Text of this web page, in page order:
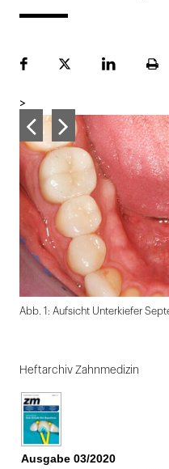
FacebookPlattformLinekdInSeite
>
Abb. 1: Aufsicht Unterkiefer
1
von
2
Heftarchiv Zahnmedizin
Ausgabe 03/2020